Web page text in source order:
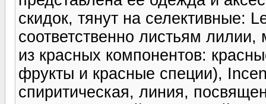
скидок, тянут на селективные:
соответственно листьям
из красных компонентов:
фрукты и красные специи),
спиритическая, линия,